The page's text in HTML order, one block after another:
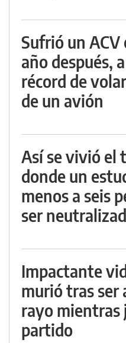
Sufrió un ACV
año después,
récord de
de un avión
Así se vivió el
donde un
menos a seis
ser
Impactante
murió tras ser
rayo mientras
partido